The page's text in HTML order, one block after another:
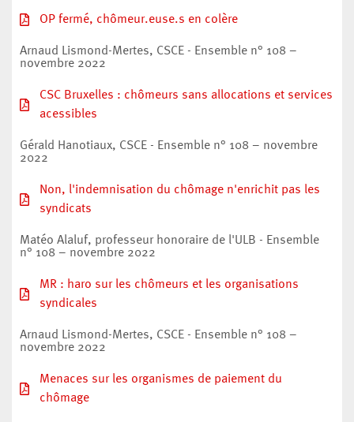
OP fermé, chômeur.euse.s en colère
Arnaud Lismond-Mertes, CSCE - Ensemble n° 108 –
novembre 2022
CSC Bruxelles : chômeurs sans allocations et services
acessibles
Gérald Hanotiaux, CSCE - Ensemble n° 108 – novembre
2022
Non, l'indemnisation du chômage n'enrichit pas les
syndicats
Matéo Alaluf, professeur honoraire de l'ULB - Ensemble
n° 108 – novembre 2022
MR : haro sur les chômeurs et les organisations
syndicales
Arnaud Lismond-Mertes, CSCE - Ensemble n° 108 –
novembre 2022
Menaces sur les organismes de paiement du
chômage